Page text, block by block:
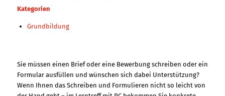
Kategorien
Grundbildung
Sie müssen einen Brief oder eine Bewerbung schreiben oder ein
Formular ausfüllen und wünschen sich dabei Unterstützung?
Wenn Ihnen das Schreiben und Formulieren nicht so leicht von